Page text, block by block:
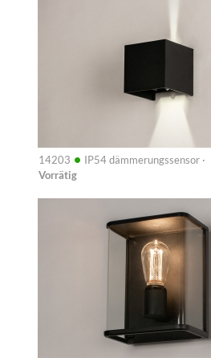
14203 • IP54 dämmerungssensor ·
Vorrätig
Info